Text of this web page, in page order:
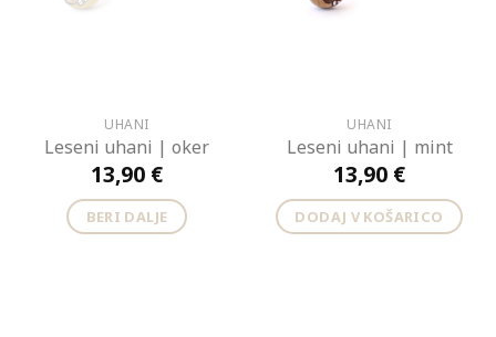
UHANI
Leseni uhani | oker
13,90 €
BERI DALJE
UHANI
Leseni uhani | mint
13,90 €
DODAJ V KOŠARICO